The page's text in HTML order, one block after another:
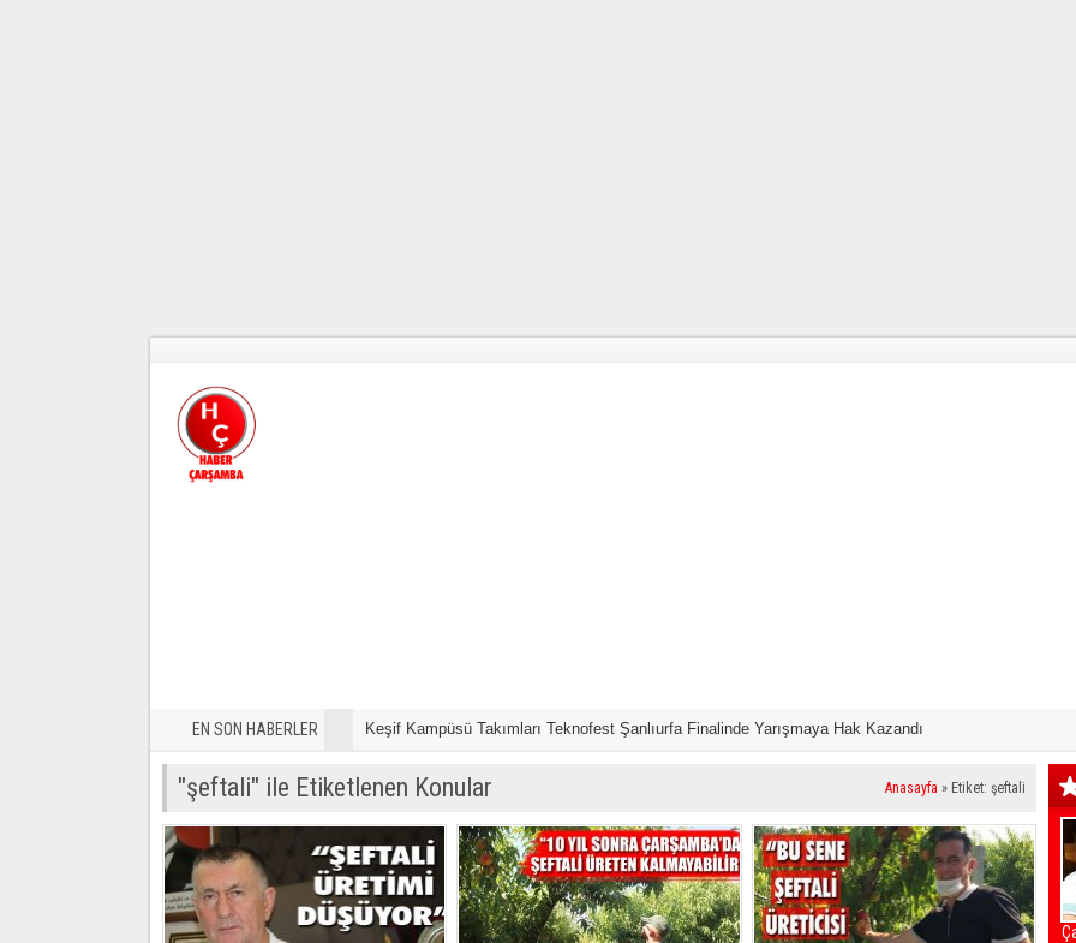
EN SON HABERLER Keşif Kampüsü Takımları Teknofest Şanlıurfa Finalinde Yarışmaya Hak Kazandı
Samsun’da ‘Bu Kampta Hayat Var’
Anasayfa » Etiket: şeftali
"şeftali" ile Etiketlenen Konular